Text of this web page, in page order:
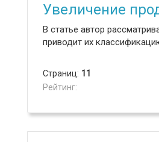
Увеличение
В статье автор
приводит их
Страниц: 11
Рейтинг: